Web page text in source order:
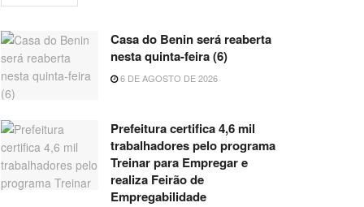
Casa do Benin será reaberta
nesta quinta-feira (6)
6 DE AGOSTO DE 2026
Prefeitura certifica 4,6 mil
trabalhadores pelo programa
Treinar para Empregar e
realiza Feirão de
Empregabilidade